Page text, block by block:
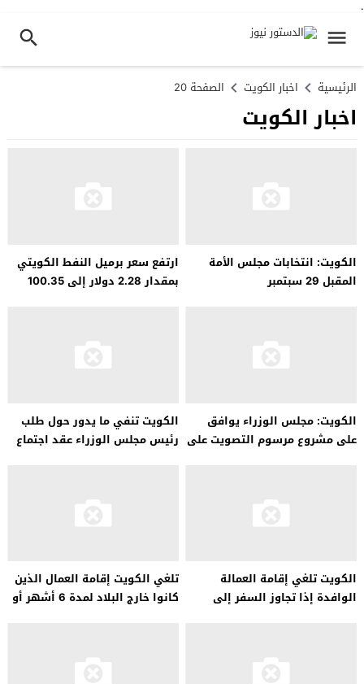
.
الرئيسية اخبار الكويت الصفحة 20
اخبار الكويت
الكويت: انتخابات مجلس الأمة
المقبل 29 سبتمبر
ارتفع سعر برميل النفط الكويتي
بمقدار 2.28 دولار إلى 100.35
الكويت: مجلس الوزراء يوافق
على مشروع مرسوم التصويت على
الكويت تنفي ما يدور حول طلب
رئيس مجلس الوزراء عقد اجتماع
الكويت تلغي إقامة العمالة
الوافدة إذا تجاوز السفر إلى
تلغي الكويت إقامة العمال الذين
كانوا خارج البلاد لمدة 6 أشهر أو